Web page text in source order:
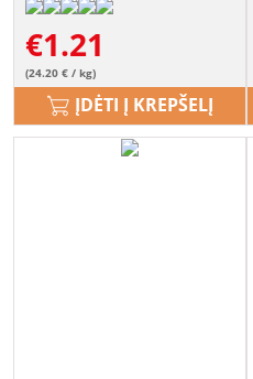
€1.21
(24.20 € / kg)
ĮDĖTI Į KREPŠELĮ